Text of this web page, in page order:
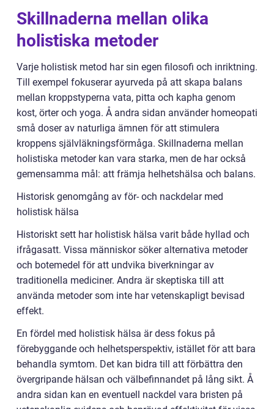
Skillnaderna mellan olika
holistiska metoder
Varje holistisk metod har sin egen filosofi och inriktning.
Till exempel fokuserar ayurveda på att skapa balans
mellan kroppstyperna vata, pitta och kapha genom
kost, örter och yoga. Å andra sidan använder homeopati
små doser av naturliga ämnen för att stimulera
kroppens självläkningsförmåga. Skillnaderna mellan
holistiska metoder kan vara starka, men de har också
gemensamma mål: att främja helhetshälsa och balans.
Historisk genomgång av för- och nackdelar med
holistisk hälsa
Historiskt sett har holistisk hälsa varit både hyllad och
ifrågasatt. Vissa människor söker alternativa metoder
och botemedel för att undvika biverkningar av
traditionella mediciner. Andra är skeptiska till att
använda metoder som inte har vetenskapligt bevisad
effekt.
En fördel med holistisk hälsa är dess fokus på
förebyggande och helhetsperspektiv, istället för att bara
behandla symtom. Det kan bidra till att förbättra den
övergripande hälsan och välbefinnandet på lång sikt. Å
andra sidan kan en eventuell nackdel vara bristen på